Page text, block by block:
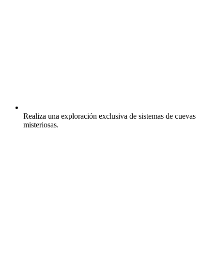
Realiza una exploración exclusiva de sistemas de cuevas
misteriosas.